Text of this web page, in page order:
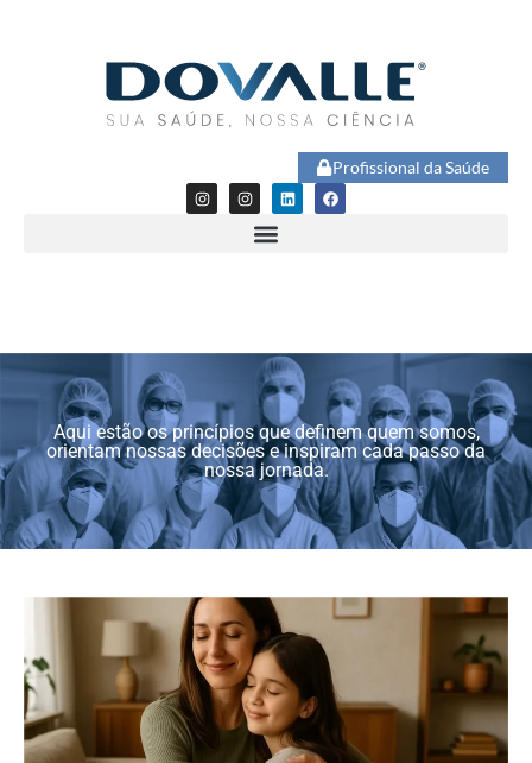
Profissional da Saúde
Aqui estão os princípios que definem quem somos,
orientam nossas decisões e inspiram cada passo da
nossa jornada.